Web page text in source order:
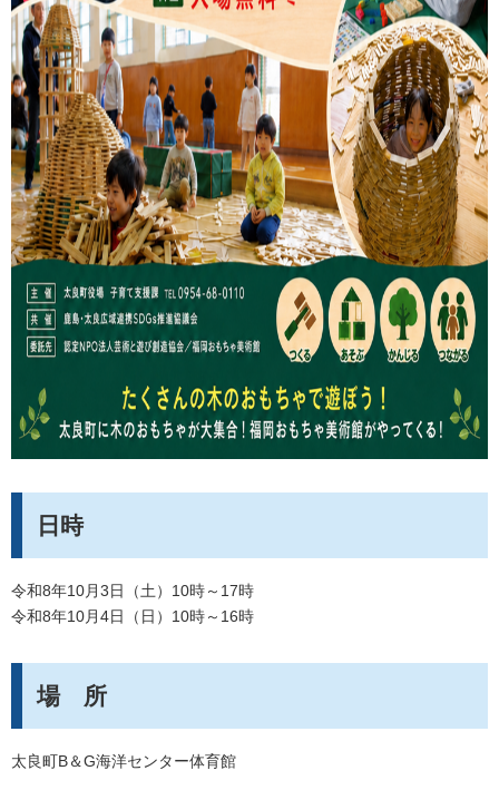
日時
令和8年10月3日（土）10時～17時
令和8年10月4日（日）10時～16時
場 所
太良町B＆G海洋センター体育館